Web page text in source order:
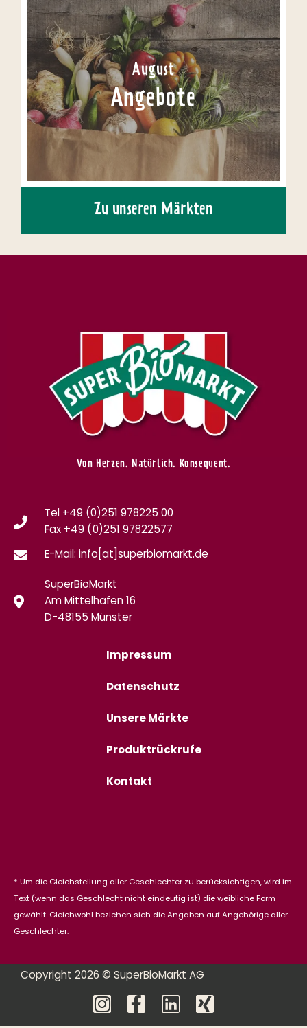
August
Angebote
Zu unseren Märkten
Von Herzen. Natürlich. Konsequent.
Tel +49 (0)251 978225 00
Fax +49 (0)251 97822577
E-Mail: info[at]superbiomarkt.de
SuperBioMarkt
Am Mittelhafen 16
D-48155 Münster
Impressum
Datenschutz
Unsere Märkte
Produktrückrufe
Kontakt
* Um die Gleichstellung aller Geschlechter zu berücksichtigen, wird im
Text (wenn das Geschlecht nicht eindeutig ist) die weibliche Form
gewählt. Gleichwohl beziehen sich die Angaben auf Angehörige aller
Geschlechter.
Copyright 2026 © SuperBioMarkt AG